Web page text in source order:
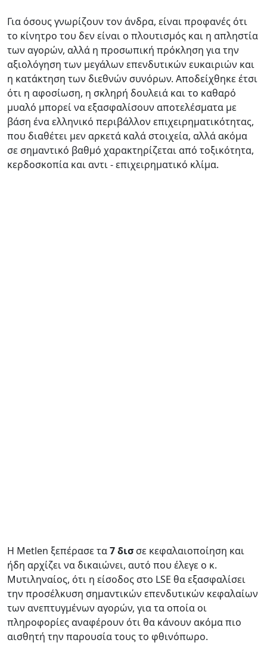
Για όσους γνωρίζουν τον άνδρα, είναι προφανές ότι
το κίνητρο του δεν είναι ο πλουτισμός και η απληστία
των αγορών, αλλά η προσωπική πρόκληση για την
αξιολόγηση των μεγάλων επενδυτικών ευκαιριών και
η κατάκτηση των διεθνών συνόρων. Αποδείχθηκε έτσι
ότι η αφοσίωση, η σκληρή δουλειά και το καθαρό
μυαλό μπορεί να εξασφαλίσουν αποτελέσματα με
βάση ένα ελληνικό περιβάλλον επιχειρηματικότητας,
που διαθέτει μεν αρκετά καλά στοιχεία, αλλά ακόμα
σε σημαντικό βαθμό χαρακτηρίζεται από τοξικότητα,
κερδοσκοπία και αντι - επιχειρηματικό κλίμα.
Η Metlen ξεπέρασε τα7 δισσε κεφαλαιοποίηση και
ήδη αρχίζει να δικαιώνει, αυτό που έλεγε ο κ.
Μυτιληναίος, ότι η είσοδος στο LSE θα εξασφαλίσει
την προσέλκυση σημαντικών επενδυτικών κεφαλαίων
των ανεπτυγμένων αγορών, για τα οποία οι
πληροφορίες αναφέρουν ότι θα κάνουν ακόμα πιο
αισθητή την παρουσία τους το φθινόπωρο.